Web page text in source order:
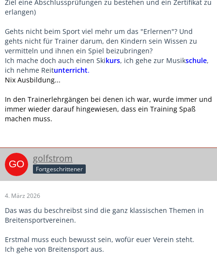
Ziel eine Abschlussprüfungen zu bestehen und ein Zertifikat zu
erlangen)
Gehts nicht beim Sport viel mehr um das "Erlernen"? Und
gehts nicht für Trainer darum, den Kindern sein Wissen zu
vermitteln und ihnen ein Spiel beizubringen?
Ich mache doch auch einen Skikurs, ich gehe zur Musikschule,
ich nehme Reitunterricht.
Nix Ausbildung...
In den Trainerlehrgängen bei denen ich war, wurde immer und
immer wieder darauf hingewiesen, dass ein Training Spaß
machen muss.
golfstrom
Fortgeschrittener
4. März 2026
Das was du beschreibst sind die ganz klassischen Themen in
Breitensportvereinen.
Erstmal muss euch bewusst sein, wofür euer Verein steht.
Ich gehe von Breitensport aus.